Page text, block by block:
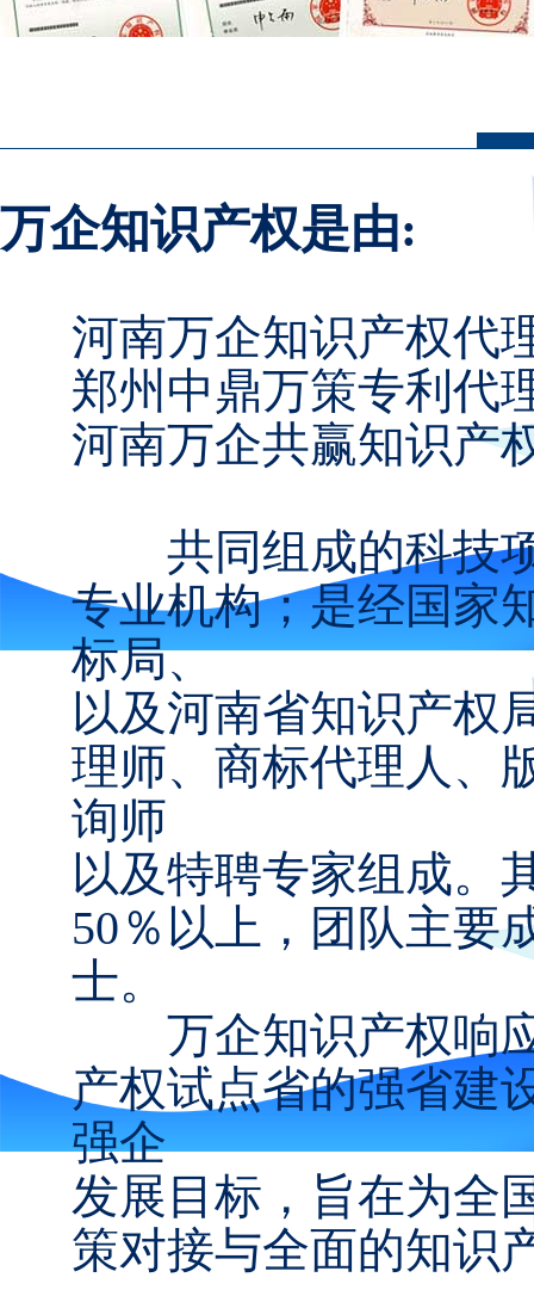
万企知识产权是由:
河南万企知识产权代
郑州中鼎万策专利代
河南万企共赢知识产
共同组成的科技项
专业机构；是经国家
标局、
以及河南省知识产权
理师、商标代理人、
询师
以及特聘专家组成。
50％以上，团队主要
士。
万企知识产权响应
产权试点省的强省建
强企
发展目标，旨在为全
策对接与全面的知识